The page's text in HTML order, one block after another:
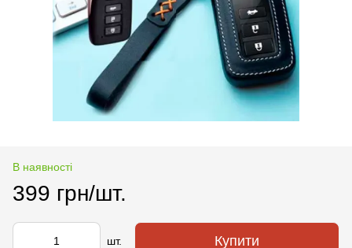
В наявності
399 грн/шт.
шт. Купити